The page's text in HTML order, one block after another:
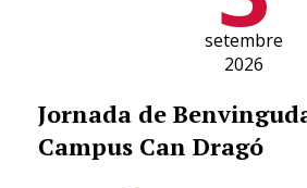
setembre
2026
Jornada de
Campus Can Dragó